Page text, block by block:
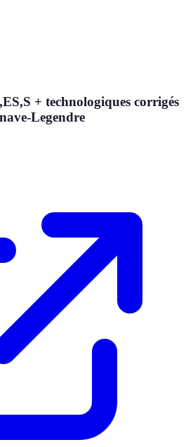
+ technologiques corrigés
Legendre